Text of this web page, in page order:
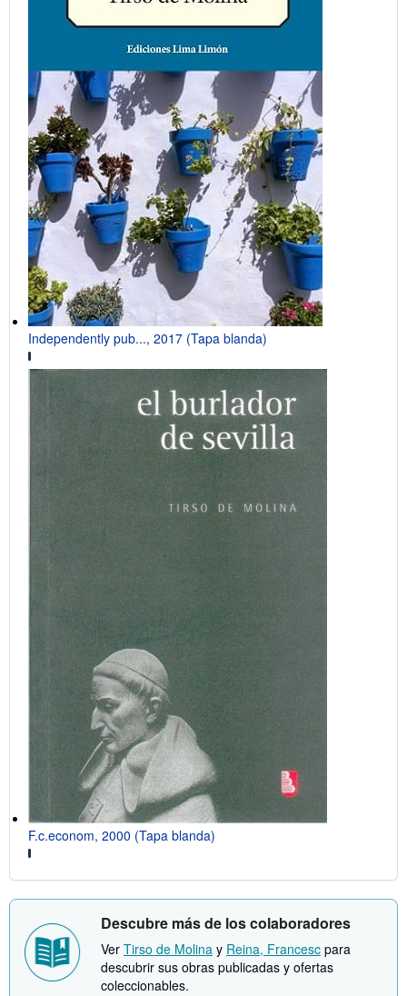
Independently pub..., 2017 (Tapa blanda)
F.c.econom, 2000 (Tapa blanda)
Descubre más de los colaboradores
Ver Tirso de Molina y Reina, Francesc para
descubrir sus obras publicadas y ofertas
coleccionables.